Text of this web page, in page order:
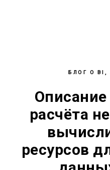
БЛОГ О BI,
расчёта
ресурсов